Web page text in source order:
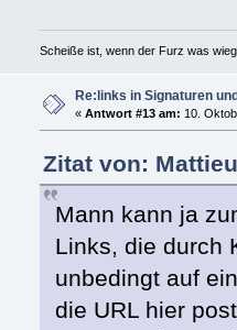
Scheiße ist, wenn der Furz was
Re:links in Signaturen
« Antwort #13 am: 10.
Zitat von:
Mann kann ja
Links, die durch
unbedingt auf
die URL hier